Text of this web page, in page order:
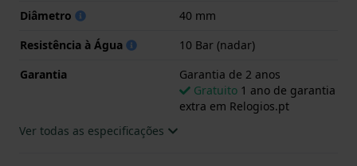
Diâmetro
40 mm
Resistência à Água
10 Bar (nadar)
Garantia
Garantia de 2 anos
Gratuito 1 ano de garantia
extra em Relogios.pt
Ver todas as especificações